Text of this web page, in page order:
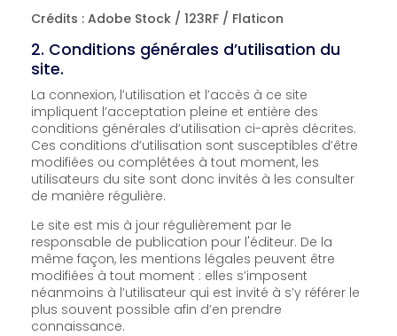
Crédits : Adobe Stock / 123RF / Flaticon
2. Conditions générales d’utilisation du
site.
La connexion, l’utilisation et l’accès à ce site
impliquent l’acceptation pleine et entière des
conditions générales d’utilisation ci-après décrites.
Ces conditions d’utilisation sont susceptibles d’être
modifiées ou complétées à tout moment, les
utilisateurs du site sont donc invités à les consulter
de manière régulière.
Le site est mis à jour régulièrement par le
responsable de publication pour l'éditeur. De la
même façon, les mentions légales peuvent être
modifiées à tout moment : elles s’imposent
néanmoins à l’utilisateur qui est invité à s’y référer le
plus souvent possible afin d’en prendre
connaissance.